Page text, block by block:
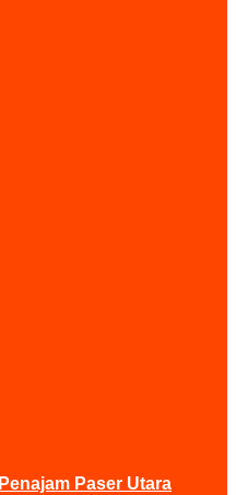
Penajam Paser Utara